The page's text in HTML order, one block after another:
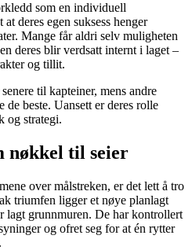
som en individuell
deres egen suksess henger
Mange får aldri selv muligheten
deres blir verdsatt internt i laget –
og tillit.
til kapteiner, mens andre
de beste. Uansett er deres rolle
og strategi.
nøkkel til seier
over målstreken, er det lett å tro
triumfen ligger et nøye planlagt
lagt grunnmuren. De har kontrollert
og ofret seg for at én rytter